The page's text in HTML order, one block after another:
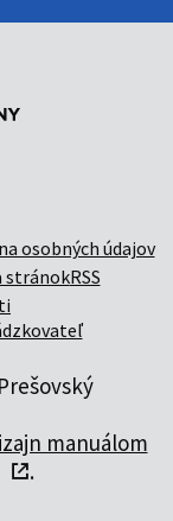
osobných údajov
stránokRSS
manuálom
.